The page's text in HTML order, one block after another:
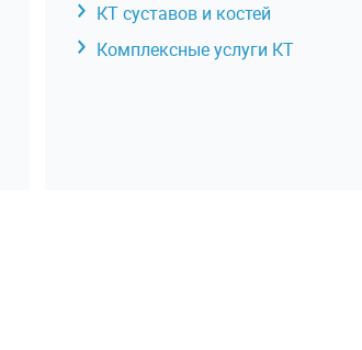
КТ суставов и костей
Комплексные услуги КТ